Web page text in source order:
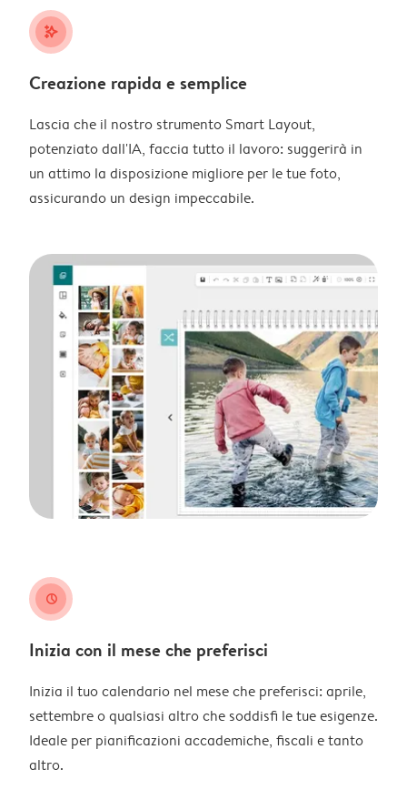
stars_plus
Creazione rapida e semplice
Lascia che il nostro strumento Smart Layout,
potenziato dall'IA, faccia tutto il lavoro: suggerirà in
un attimo la disposizione migliore per le tue foto,
assicurando un design impeccabile.
clock
Inizia con il mese che preferisci
Inizia il tuo calendario nel mese che preferisci: aprile,
settembre o qualsiasi altro che soddisfi le tue esigenze.
Ideale per pianificazioni accademiche, fiscali e tanto
altro.